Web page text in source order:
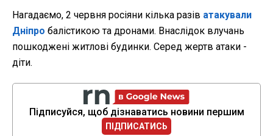
Нагадаємо, 2 червня росіяни кілька разів атакували
Дніпро балістикою та дронами. Внаслідок влучань
пошкоджені житлові будинки. Серед жертв атаки -
діти.
Підписуйся, щоб дізнаватись новини першим
ПІДПИСАТИСЬ